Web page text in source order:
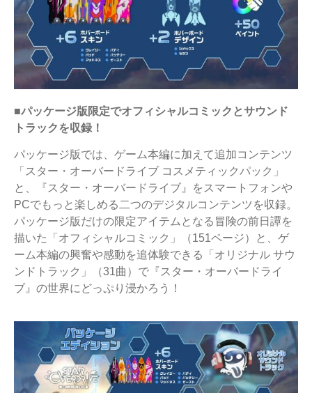
■パッケージ版限定でオフィシャルコミックとサウンド
トラックを収録！
パッケージ版では、ゲーム本編に加えて追加コンテンツ
「スター・オーバードライブ コスメティックパック」
と、『スター・オーバードライブ』をスマートフォンや
PCでもっと楽しめる二つのデジタルコンテンツを収録。
パッケージ版だけの限定アイテムとなる冒険の前日譚を
描いた「オフィシャルコミック」（151ページ）と、ゲ
ーム本編の興奮や感動を追体験できる「オリジナル サウ
ンドトラック」（31曲）で『スター・オーバードライ
ブ』の世界にどっぷり浸かろう！